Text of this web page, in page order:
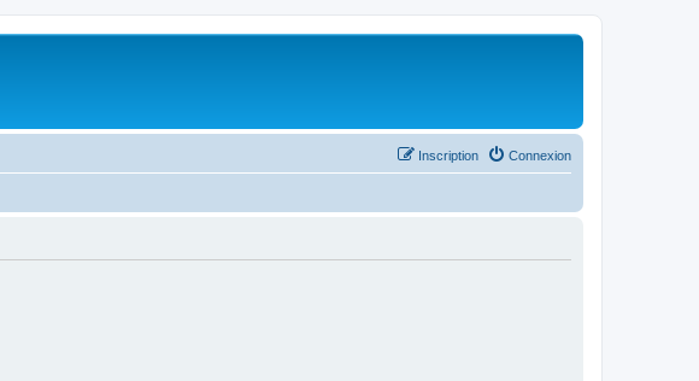
Connexion
Inscription